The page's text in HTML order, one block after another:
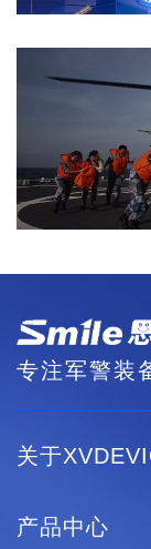
专注军警装
关于
产品中心